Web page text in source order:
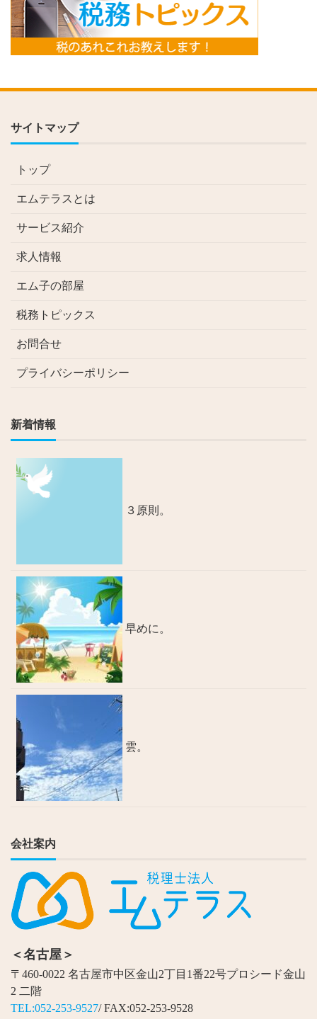
サイトマップ
トップ
エムテラスとは
サービス紹介
求人情報
エム子の部屋
税務トピックス
お問合せ
プライバシーポリシー
新着情報
３原則。
早めに。
雲。
会社案内
＜名古屋＞
〒460-0022 名古屋市中区金山2丁目1番22号プロシード金山
2 二階
TEL:052-253-9527/ FAX:052-253-9528